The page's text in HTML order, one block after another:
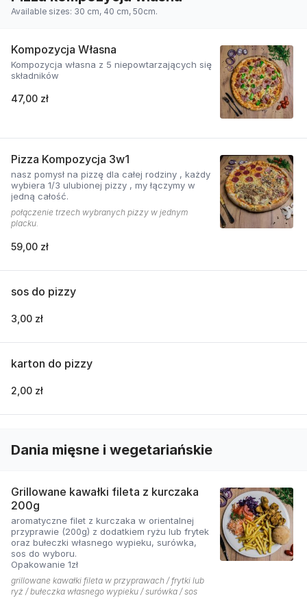
Available sizes: 30 cm, 40 cm, 50cm.
Kompozycja Własna
Kompozycja własna z 5 niepowtarzających się
składników
47,00 zł
Pizza Kompozycja 3w1
nasz pomysł na pizzę dla całej rodziny , każdy
wybiera 1/3 ulubionej pizzy , my łączymy w
jedną całość.
połączenie trzech wybranych pizzy w jednym
placku.
59,00 zł
sos do pizzy
3,00 zł
karton do pizzy
2,00 zł
Dania mięsne i wegetariańskie
Grillowane kawałki fileta z kurczaka
200g
aromatyczne filet z kurczaka w orientalnej
przyprawie (200g) z dodatkiem ryżu lub frytek
oraz bułeczki własnego wypieku, surówka,
sos do wyboru.
Opakowanie 1zł
grillowane kawałki fileta w przyprawach / frytki lub
ryż / bułeczka własnego wypieku / surówka / sos